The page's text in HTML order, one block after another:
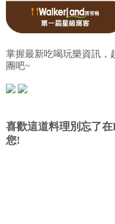
掌握最新吃喝玩樂資訊，
團吧~
喜歡這道料理別忘了
您!